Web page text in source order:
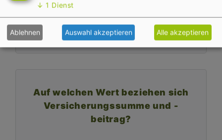
das Ersatzinstrument
derReparatur
Auf welchen Wert beziehen sich
Versicherungssumme und -
beitrag?
↓ 1 Dienst
Ablehnen Auswahl akzeptieren Alle akzeptieren